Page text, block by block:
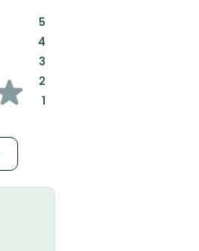
5:
4:
3:
2:
1: